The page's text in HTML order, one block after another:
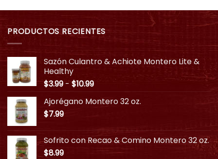
múltiples
variantes.
opciones
se
pueden
elegir
en
la
página
producto
PRODUCTOS RECIENTES
Sazón Culantro & Achiote Montero Lite &
Healthy
$3.99 - $10.99Rango
de
precios:
hasta
$10.99
Ajorégano Montero 32 oz.
$7.99
Sofrito con Recao & Comino Montero 32 oz.
$8.99